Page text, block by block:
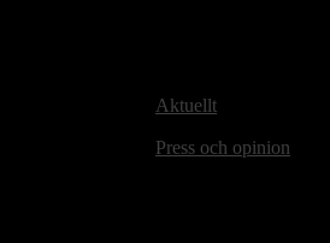
Aktuellt
Press och opinion